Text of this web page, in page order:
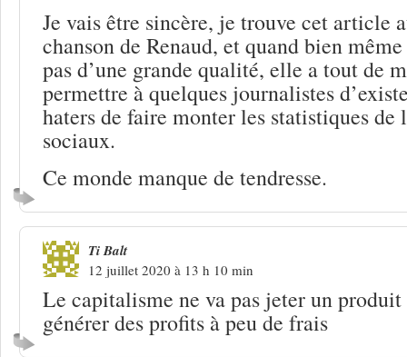
Je vais être sincère, je trouve cet article
chanson de Renaud, et quand bien
pas d’une grande qualité, elle a tout de
permettre à quelques journalistes
haters de faire monter les statistiques de
sociaux.
Ce monde manque de tendresse.
Ti Balt
12 juillet 2020 à 13 h 10 min
Le capitalisme ne va pas jeter un
générer des profits à peu de frais